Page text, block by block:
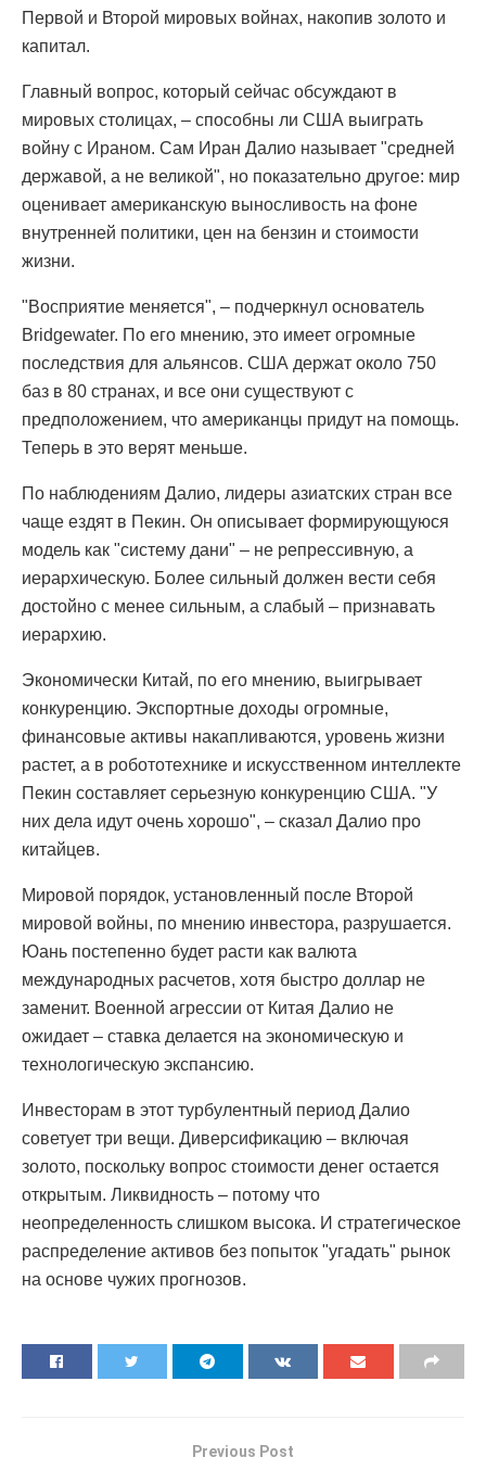
Первой и Второй мировых войнах, накопив золото и
капитал.
Главный вопрос, который сейчас обсуждают в
мировых столицах, – способны ли США выиграть
войну с Ираном. Сам Иран Далио называет "средней
державой, а не великой", но показательно другое: мир
оценивает американскую выносливость на фоне
внутренней политики, цен на бензин и стоимости
жизни.
"Восприятие меняется", – подчеркнул основатель
Bridgewater. По его мнению, это имеет огромные
последствия для альянсов. США держат около 750
баз в 80 странах, и все они существуют с
предположением, что американцы придут на помощь.
Теперь в это верят меньше.
По наблюдениям Далио, лидеры азиатских стран все
чаще ездят в Пекин. Он описывает формирующуюся
модель как "систему дани" – не репрессивную, а
иерархическую. Более сильный должен вести себя
достойно с менее сильным, а слабый – признавать
иерархию.
Экономически Китай, по его мнению, выигрывает
конкуренцию. Экспортные доходы огромные,
финансовые активы накапливаются, уровень жизни
растет, а в робототехнике и искусственном интеллекте
Пекин составляет серьезную конкуренцию США. "У
них дела идут очень хорошо", – сказал Далио про
китайцев.
Мировой порядок, установленный после Второй
мировой войны, по мнению инвестора, разрушается.
Юань постепенно будет расти как валюта
международных расчетов, хотя быстро доллар не
заменит. Военной агрессии от Китая Далио не
ожидает – ставка делается на экономическую и
технологическую экспансию.
Инвесторам в этот турбулентный период Далио
советует три вещи. Диверсификацию – включая
золото, поскольку вопрос стоимости денег остается
открытым. Ликвидность – потому что
неопределенность слишком высока. И стратегическое
распределение активов без попыток "угадать" рынок
на основе чужих прогнозов.
Previous Post